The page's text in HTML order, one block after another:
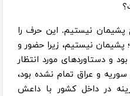
پشیمان نیستیم. این حرف را
نیستیم، زیرا حضور و
و دستاوردهای مورد انتظار
و عراق تمام نشده بود،
در داخل کشور با داعش